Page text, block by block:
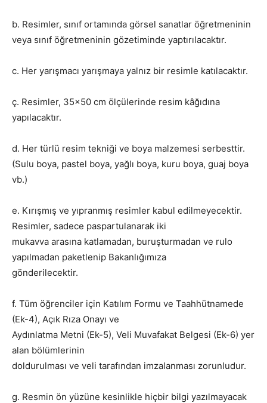
b. Resimler, sınıf ortamında görsel sanatlar öğretmeninin
veya sınıf öğretmeninin gözetiminde yaptırılacaktır.
c. Her yarışmacı yarışmaya yalnız bir resimle katılacaktır.
ç. Resimler, 35×50 cm ölçülerinde resim kâğıdına
yapılacaktır.
d. Her türlü resim tekniği ve boya malzemesi serbesttir.
(Sulu boya, pastel boya, yağlı boya, kuru boya, guaj boya
vb.)
e. Kırışmış ve yıpranmış resimler kabul edilmeyecektir.
Resimler, sadece paspartulanarak iki
mukavva arasına katlamadan, buruşturmadan ve rulo
yapılmadan paketlenip Bakanlığımıza
gönderilecektir.
f. Tüm öğrenciler için Katılım Formu ve Taahhütnamede
(Ek-4), Açık Rıza Onayı ve
Aydınlatma Metni (Ek-5), Veli Muvafakat Belgesi (Ek-6) yer
alan bölümlerinin
doldurulması ve veli tarafından imzalanması zorunludur.
g. Resmin ön yüzüne kesinlikle hiçbir bilgi yazılmayacak